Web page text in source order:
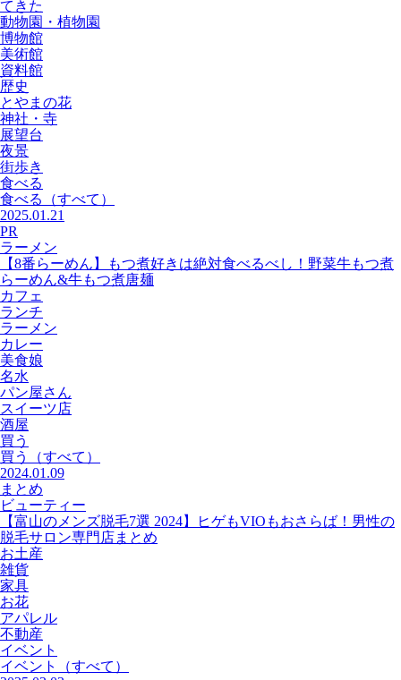
てきた
動物園・植物園
博物館
美術館
資料館
歴史
とやまの花
神社・寺
展望台
夜景
街歩き
食べる
食べる
（すべて）
2025.01.21
PR
ラーメン
【8番らーめん】もつ煮好きは絶対食べるべし！野菜牛もつ煮
らーめん&牛もつ煮唐麺
カフェ
ランチ
ラーメン
カレー
美食娘
名水
パン屋さん
スイーツ店
酒屋
買う
買う
（すべて）
2024.01.09
まとめ
ビューティー
【富山のメンズ脱毛7選 2024】ヒゲもVIOもおさらば！男性の
脱毛サロン専門店まとめ
お土産
雑貨
家具
お花
アパレル
不動産
イベント
イベント
（すべて）